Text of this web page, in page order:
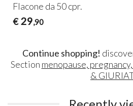
Flacone da 50 cpr.
€ 29,90
Continue shopping!
Section menopause,
&